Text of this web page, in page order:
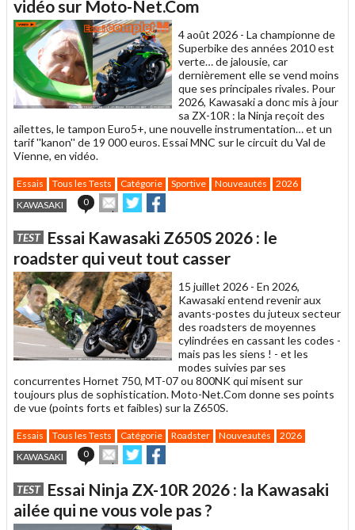
vidéo sur Moto-Net.Com
4 août 2026 - La championne de
Superbike des années 2010 est
verte… de jalousie, car
dernièrement elle se vend moins
que ses principales rivales. Pour
2026, Kawasaki a donc mis à jour
sa ZX-10R : la Ninja reçoit des
ailettes, le tampon Euro5+, une nouvelle instrumentation… et un
tarif ''kanon'' de 19 000 euros. Essai MNC sur le circuit du Val de
Vienne, en vidéo.
Essais Tous les Tests Catégorie Sportive Nouveautés
2026
KAWASAKI
0
Envoyer
cet
à
un
ami
Partager
sur sur
TEST Essai Kawasaki Z650S 2026 : le
roadster qui veut tout casser
15 juillet 2026 - En 2026,
Kawasaki entend revenir aux
avants-postes du juteux secteur
des roadsters de moyennes
cylindrées en cassant les codes -
mais pas les siens ! - et les
modes suivies par ses
concurrentes Hornet 750, MT-07 ou 800NK qui misent sur
toujours plus de sophistication. Moto-Net.Com donne ses points
de vue (points forts et faibles) sur la Z650S.
Essais Tous les Tests Catégorie Roadster Nouveautés
2026
KAWASAKI
0
Envoyer
cet
un
ami
Partager
sur sur
TEST Essai Ninja ZX-10R 2026 : la Kawasaki
ailée qui ne vous vole pas ?